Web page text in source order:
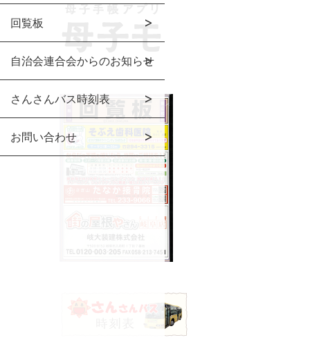
回覧板
自治会連合会からのお知らせ
さんさんバス時刻表
お問い合わせ